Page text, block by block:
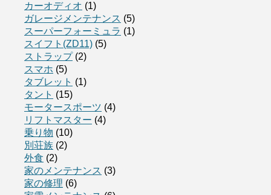
カーオディオ (1)
ガレージメンテナンス (5)
スーパーフォーミュラ (1)
スイフト(ZD11) (5)
ストラップ(2)
スマホ (5)
タブレット (1)
タント (15)
モータースポーツ (4)
リフトマスター (4)
乗り物 (10)
別荘族 (2)
外食 (2)
家のメンテナンス (3)
家の修理 (6)